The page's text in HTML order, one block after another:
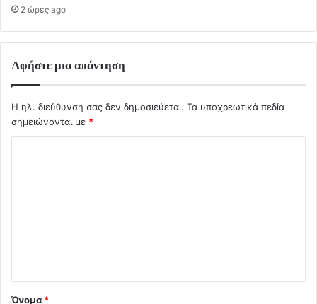
2 ώρες ago
Αφήστε μια απάντηση
Η ηλ. διεύθυνση σας δεν δημοσιεύεται. Τα υποχρεωτικά πεδία
σημειώνονται με *
Όνομα *